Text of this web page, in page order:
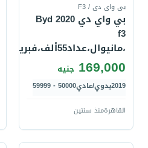
بى واى دى / F3
بي واي دي 2020 Byd
f3
،مانيوال،عداد55ألف،فبريكا
169,000 جنيه
2019يدوي/عادي50000 - 59999
القاهرةمنذ سنتين